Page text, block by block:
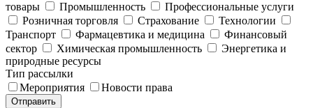
товары
Промышленность
Профессиональные услуги
Розничная торговля
Страхование
Технологии
Транспорт
Фармацевтика и медицина
Финансовый
сектор
Химическая промышленность
Энергетика и
природные ресурсы
Тип рассылки
Мероприятия
Новости права
Отправить